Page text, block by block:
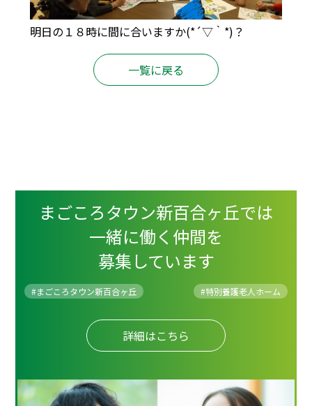
明日の１８時に間に合いますか(*´▽｀*)？
一覧に戻る
まごころタウン新百合ヶ丘では
一緒に働く仲間を
募集しています
#まごころタウン新百合ヶ丘 #特別養護老人ホーム
詳細はこちら